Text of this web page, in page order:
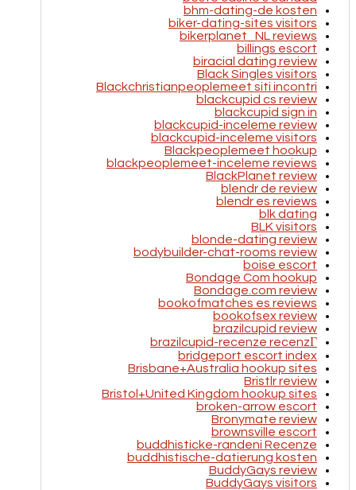
bhm-dating-de kosten
biker-dating-sites visitors
bikerplanet_NL reviews
billings escort
biracial dating review
Black Singles visitors
Blackchristianpeoplemeet siti incontri
blackcupid cs review
blackcupid sign in
blackcupid-inceleme review
blackcupid-inceleme visitors
Blackpeoplemeet hookup
blackpeoplemeet-inceleme reviews
BlackPlanet review
blendr de review
blendr es reviews
blk dating
BLK visitors
blonde-dating review
bodybuilder-chat-rooms review
boise escort
Bondage Com hookup
Bondage.com review
bookofmatches es reviews
bookofsex review
brazilcupid review
brazilcupid-recenze recenzГ­
bridgeport escort index
Brisbane+Australia hookup sites
Bristlr review
Bristol+United Kingdom hookup sites
broken-arrow escort
Bronymate review
brownsville escort
buddhisticke-randeni Recenze
buddhistische-datierung kosten
BuddyGays review
BuddyGays visitors